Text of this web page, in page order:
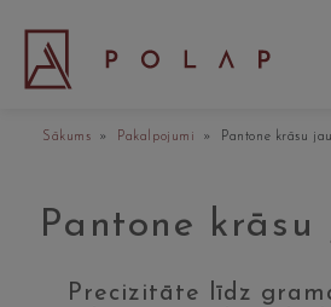
Sākums » Pakalpojumi » Pantone krāsu
Pantone krāsu
Precizitāte līdz